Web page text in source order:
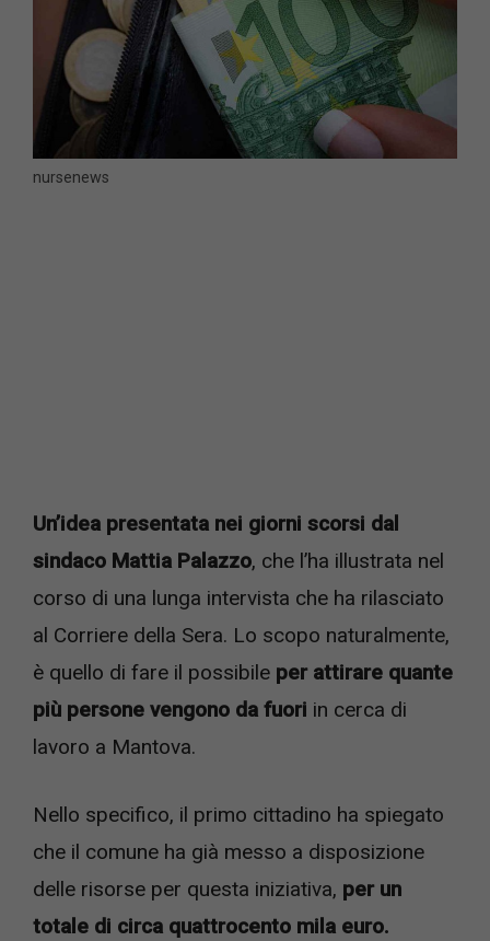
nursenews
Un’idea presentata nei giorni scorsi dal
sindaco Mattia Palazzo, che l’ha illustrata nel
corso di una lunga intervista che ha rilasciato
al Corriere della Sera. Lo scopo naturalmente,
è quello di fare il possibile per attirare quante
più persone vengono da fuori in cerca di
lavoro a Mantova.
Nello specifico, il primo cittadino ha spiegato
che il comune ha già messo a disposizione
delle risorse per questa iniziativa, per un
totale di circa quattrocento mila euro.